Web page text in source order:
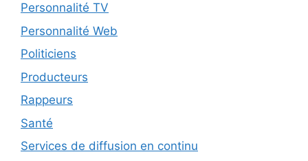
Personnalité TV
Personnalité Web
Politiciens
Producteurs
Rappeurs
Santé
Services de diffusion en continu